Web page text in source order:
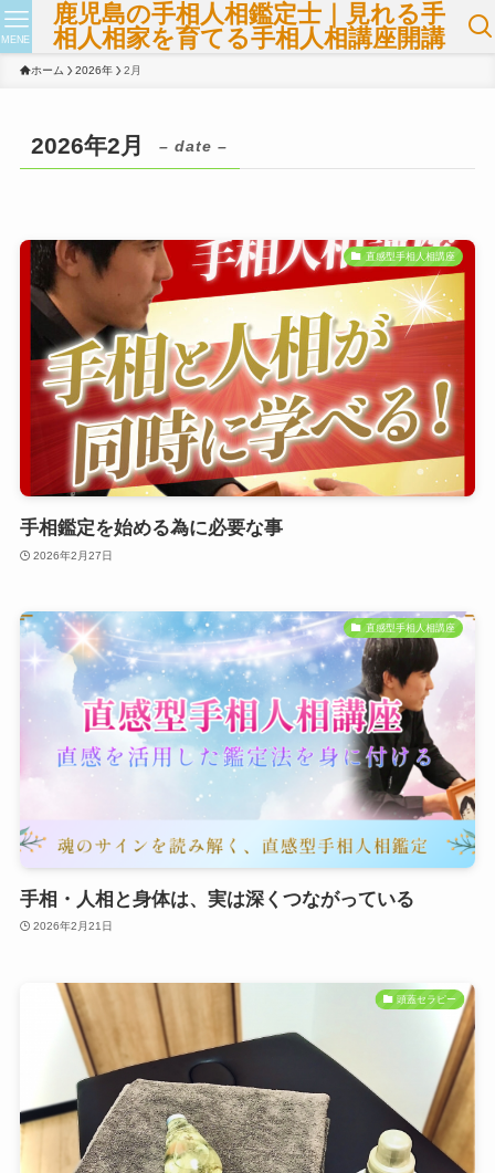
鹿児島の手相人相鑑定士｜見れる手
相人相家を育てる手相人相講座開講
MENE
ホーム 2026年 2月
2026年2月 – date –
直感型手相人相講座
手相鑑定を始める為に必要な事
2026年2月27日
直感型手相人相講座
手相・人相と身体は、実は深くつながっている
2026年2月21日
頭蓋セラピー